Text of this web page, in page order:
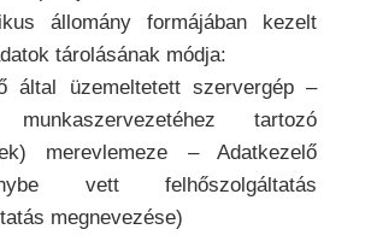
állomány formájában kezelt
tárolásának módja:
által üzemeltetett szervergép –
munkaszervezetéhez tartozó
merevlemeze – Adatkezelő
vett felhőszolgáltatás
megnevezése)